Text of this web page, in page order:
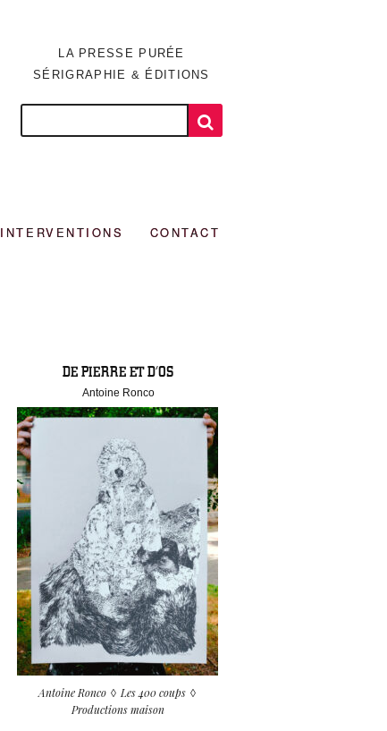
LA PRESSE PURÉE
SÉRIGRAPHIE & ÉDITIONS
INTERVENTIONS CONTACT
DE PIERRE ET D’OS
Antoine Ronco
Antoine Ronco
Les 400 coups
Productions maison